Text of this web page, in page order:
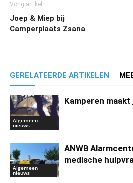
Vorig artikel
Joep & Miep bij
Camperplaats Zsana
GERELATEERDE ARTIKELEN
Algemeen
nieuws
Kamperen
Algemeen
nieuws
ANWB
medische